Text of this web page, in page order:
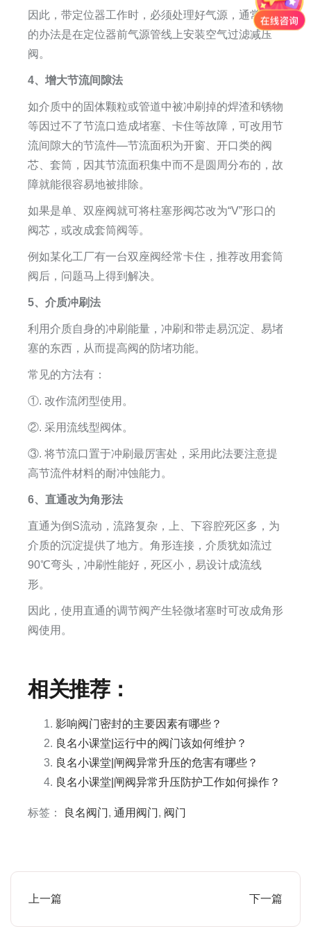
因此，带定位器工作时，必须处理好气源，通常采用
的办法是在定位器前气源管线上安装空气过滤减压
阀。
4、增大节流间隙法
如介质中的固体颗粒或管道中被冲刷掉的焊渣和锈物
等因过不了节流口造成堵塞、卡住等故障，可改用节
流间隙大的节流件—节流面积为开窗、开口类的阀
芯、套筒，因其节流面积集中而不是圆周分布的，故
障就能很容易地被排除。
如果是单、双座阀就可将柱塞形阀芯改为“V”形口的
阀芯，或改成套筒阀等。
例如某化工厂有一台双座阀经常卡住，推荐改用套筒
阀后，问题马上得到解决。
5、介质冲刷法
利用介质自身的冲刷能量，冲刷和带走易沉淀、易堵
塞的东西，从而提高阀的防堵功能。
常见的方法有：
①. 改作流闭型使用。
②. 采用流线型阀体。
③. 将节流口置于冲刷最厉害处，采用此法要注意提
高节流件材料的耐冲蚀能力。
6、直通改为角形法
直通为倒S流动，流路复杂，上、下容腔死区多，为
介质的沉淀提供了地方。角形连接，介质犹如流过
90℃弯头，冲刷性能好，死区小，易设计成流线
形。
因此，使用直通的调节阀产生轻微堵塞时可改成角形
阀使用。
相关推荐：
影响阀门密封的主要因素有哪些？
良名小课堂|运行中的阀门该如何维护？
良名小课堂|闸阀异常升压的危害有哪些？
良名小课堂|闸阀异常升压防护工作如何操作？
标签： 良名阀门, 通用阀门, 阀门
上一篇 下一篇